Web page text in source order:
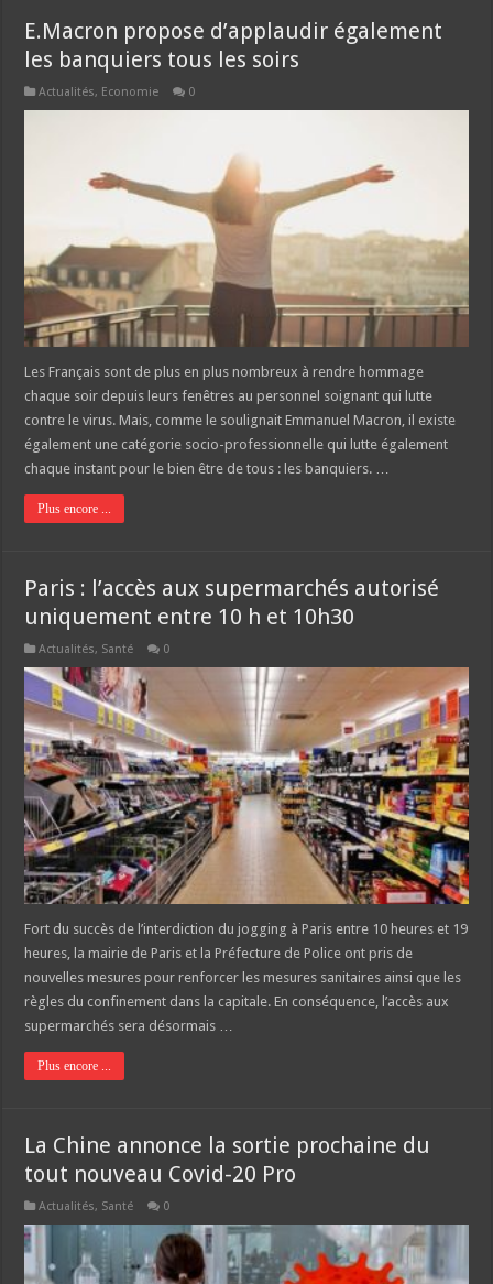
E.Macron propose d’applaudir également
les banquiers tous les soirs
Actualités, Economie 0
Les Français sont de plus en plus nombreux à rendre hommage
chaque soir depuis leurs fenêtres au personnel soignant qui lutte
contre le virus. Mais, comme le soulignait Emmanuel Macron, il existe
également une catégorie socio-professionnelle qui lutte également
chaque instant pour le bien être de tous : les banquiers. …
Plus encore ...
Paris : l’accès aux supermarchés autorisé
uniquement entre 10 h et 10h30
Actualités, Santé 0
Fort du succès de l’interdiction du jogging à Paris entre 10 heures et 19
heures, la mairie de Paris et la Préfecture de Police ont pris de
nouvelles mesures pour renforcer les mesures sanitaires ainsi que les
règles du confinement dans la capitale. En conséquence, l’accès aux
supermarchés sera désormais …
Plus encore ...
La Chine annonce la sortie prochaine du
tout nouveau Covid-20 Pro
Actualités, Santé 0